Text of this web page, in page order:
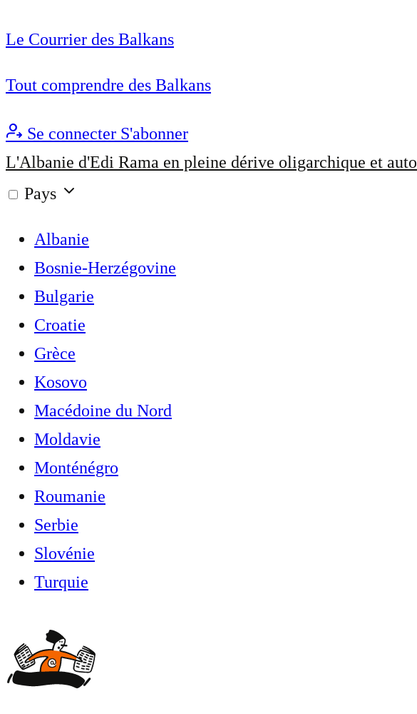
Le Courrier des Balkans
Tout comprendre des Balkans
Se connecter S'abonner
L'Albanie d'Edi Rama en pleine dérive oligarchique et
Pays
Albanie
Bosnie-Herzégovine
Bulgarie
Croatie
Grèce
Kosovo
Macédoine du Nord
Moldavie
Monténégro
Roumanie
Serbie
Slovénie
Turquie